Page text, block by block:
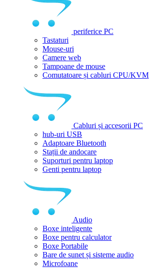
periferice PC
Tastaturi
Mouse-uri
Camere web
Tampoane de mouse
Comutatoare și cabluri CPU/KVM
Cabluri și accesorii PC
hub-uri USB
Adaptoare Bluetooth
Stații de andocare
Suporturi pentru laptop
Genti pentru laptop
Audio
Boxe inteligente
Boxe pentru calculator
Boxe Portabile
Bare de sunet și sisteme audio
Microfoane